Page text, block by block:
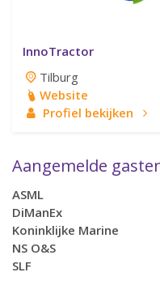
InnoTractor
Tilburg
Website
Profiel bekijken
Aangemelde
ASML
DiManEx
Koninklijke Marine
NS O&S
SLF